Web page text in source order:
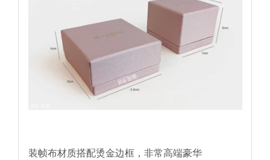
装帧布材质搭配烫金边框，非常高端豪华